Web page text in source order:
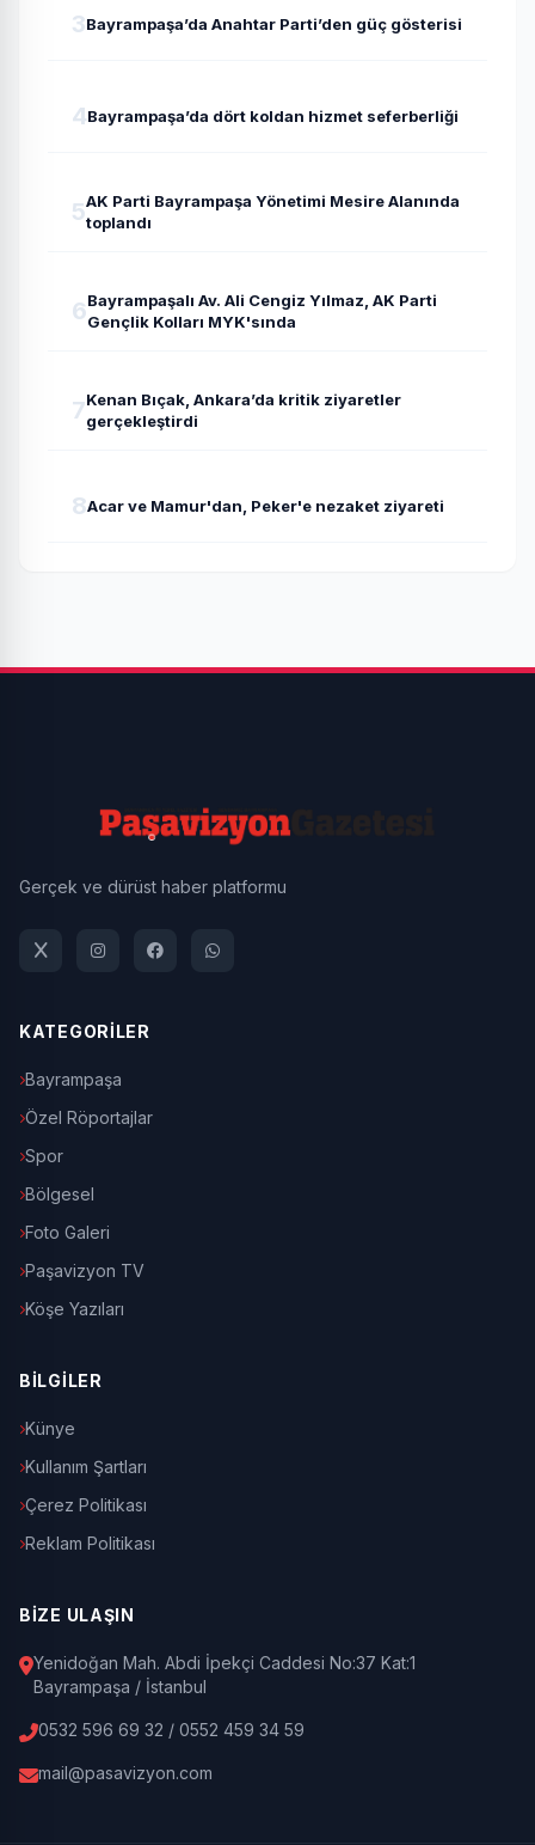
3Bayrampaşa’da Anahtar Parti’den güç gösterisi
4Bayrampaşa’da dört koldan hizmet seferberliği
5AK Parti Bayrampaşa Yönetimi Mesire Alanında
toplandı
6Bayrampaşalı Av. Ali Cengiz Yılmaz, AK Parti
Gençlik Kolları MYK'sında
7Kenan Bıçak, Ankara’da kritik ziyaretler
gerçekleştirdi
8Acar ve Mamur'dan, Peker'e nezaket ziyareti
Gerçek ve dürüst haber platformu
KATEGORİLER
Bayrampaşa
Özel Röportajlar
Spor
Bölgesel
Foto Galeri
Paşavizyon TV
Köşe Yazıları
BİLGİLER
Künye
Kullanım Şartları
Çerez Politikası
Reklam Politikası
BİZE ULAŞIN
Yenidoğan Mah. Abdi İpekçi Caddesi No:37 Kat:1
Bayrampaşa / İstanbul
0532 596 69 32 / 0552 459 34 59
mail@pasavizyon.com